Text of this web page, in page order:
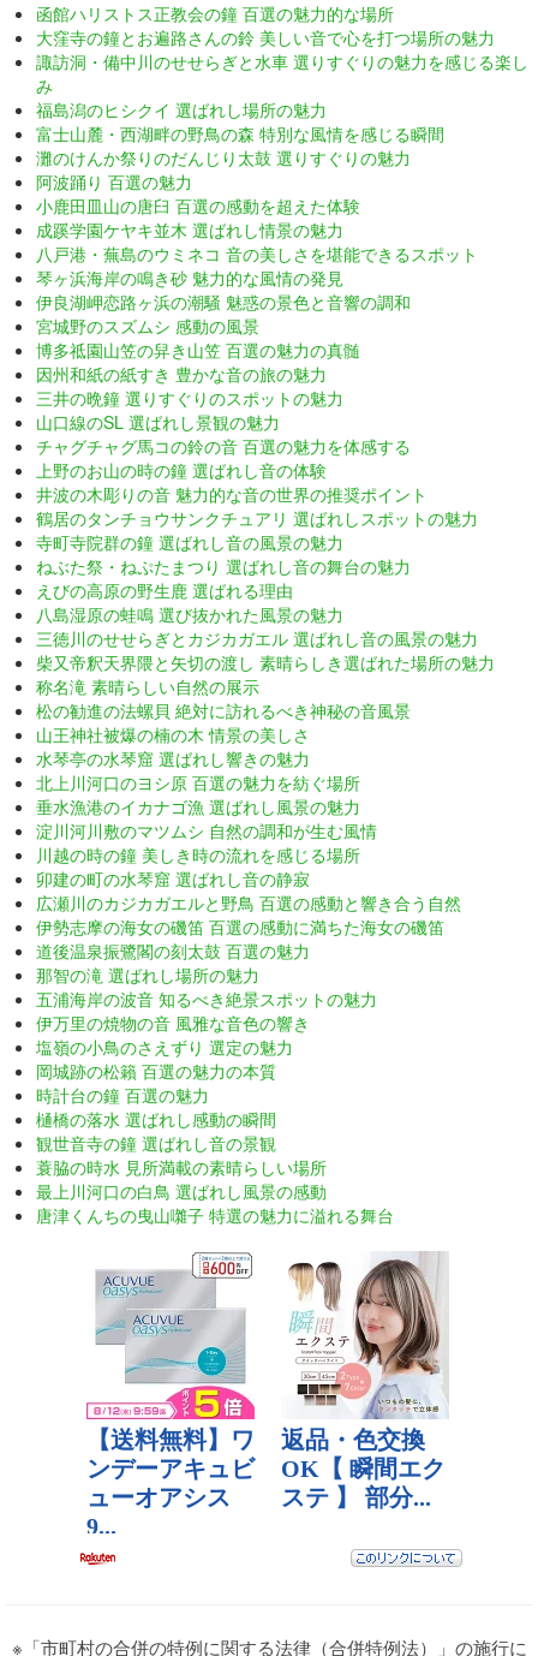
函館ハリストス正教会の鐘 百選の魅力的な場所
大窪寺の鐘とお遍路さんの鈴 美しい音で心を打つ場所の魅力
諏訪洞・備中川のせせらぎと水車 選りすぐりの魅力を感じる楽し
み
福島潟のヒシクイ 選ばれし場所の魅力
富士山麓・西湖畔の野鳥の森 特別な風情を感じる瞬間
灘のけんか祭りのだんじり太鼓 選りすぐりの魅力
阿波踊り 百選の魅力
小鹿田皿山の唐臼 百選の感動を超えた体験
成蹊学園ケヤキ並木 選ばれし情景の魅力
八戸港・蕪島のウミネコ 音の美しさを堪能できるスポット
琴ヶ浜海岸の鳴き砂 魅力的な風情の発見
伊良湖岬恋路ヶ浜の潮騒 魅惑の景色と音響の調和
宮城野のスズムシ 感動の風景
博多祗園山笠の舁き山笠 百選の魅力の真髄
因州和紙の紙すき 豊かな音の旅の魅力
三井の晩鐘 選りすぐりのスポットの魅力
山口線のSL 選ばれし景観の魅力
チャグチャグ馬コの鈴の音 百選の魅力を体感する
上野のお山の時の鐘 選ばれし音の体験
井波の木彫りの音 魅力的な音の世界の推奨ポイント
鶴居のタンチョウサンクチュアリ 選ばれしスポットの魅力
寺町寺院群の鐘 選ばれし音の風景の魅力
ねぶた祭・ねぷたまつり 選ばれし音の舞台の魅力
えびの高原の野生鹿 選ばれる理由
八島湿原の蛙鳴 選び抜かれた風景の魅力
三徳川のせせらぎとカジカガエル 選ばれし音の風景の魅力
柴又帝釈天界隈と矢切の渡し 素晴らしき選ばれた場所の魅力
称名滝 素晴らしい自然の展示
松の勧進の法螺貝 絶対に訪れるべき神秘の音風景
山王神社被爆の楠の木 情景の美しさ
水琴亭の水琴窟 選ばれし響きの魅力
北上川河口のヨシ原 百選の魅力を紡ぐ場所
垂水漁港のイカナゴ漁 選ばれし風景の魅力
淀川河川敷のマツムシ 自然の調和が生む風情
川越の時の鐘 美しき時の流れを感じる場所
卯建の町の水琴窟 選ばれし音の静寂
広瀬川のカジカガエルと野鳥 百選の感動と響き合う自然
伊勢志摩の海女の磯笛 百選の感動に満ちた海女の磯笛
道後温泉振鷺閣の刻太鼓 百選の魅力
那智の滝 選ばれし場所の魅力
五浦海岸の波音 知るべき絶景スポットの魅力
伊万里の焼物の音 風雅な音色の響き
塩嶺の小鳥のさえずり 選定の魅力
岡城跡の松籟 百選の魅力の本質
時計台の鐘 百選の魅力
樋橋の落水 選ばれし感動の瞬間
観世音寺の鐘 選ばれし音の景観
蓑脇の時水 見所満載の素晴らしい場所
最上川河口の白鳥 選ばれし風景の感動
唐津くんちの曳山囃子 特選の魅力に溢れる舞台
※「市町村の合併の特例に関する法律（合併特例法）」の施行に